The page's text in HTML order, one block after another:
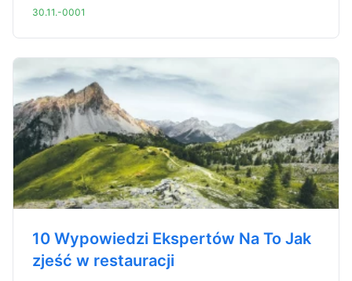
30.11.-0001
10 Wypowiedzi Ekspertów Na To Jak
zjeść w restauracji